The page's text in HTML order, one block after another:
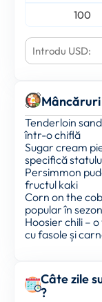
100
Tenderloin
într-o chiflă
Sugar cream
specifică
Persimmon
fructul kaki
Corn on the
popular în
Hoosier chili –
cu fasole și
Câte zile
?